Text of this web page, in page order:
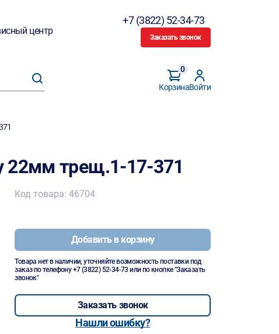
центр
+7 (3822) 52-34-73
Заказать звонок
Корзина
0
Войти
22мм трещ.1-17-371
Код товара: 46704
Добавить в корзину
Товара нет в наличии, уточняйте возможность поставки под
заказ по телефону+7 (3822) 52-34-73 или по кнопке "Заказать
звонок"
Заказать звонок
Нашли ошибку?